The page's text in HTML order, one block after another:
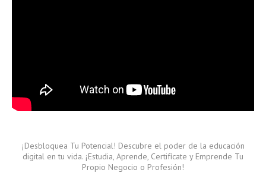
¡Desbloquea Tu Potencial! Descubre el poder de la educación
digital en tu vida. ¡Estudia, Aprende, Certifícate y Emprende Tu
Propio Negocio o Profesión!